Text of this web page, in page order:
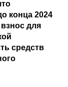
конца 2024
для
средств